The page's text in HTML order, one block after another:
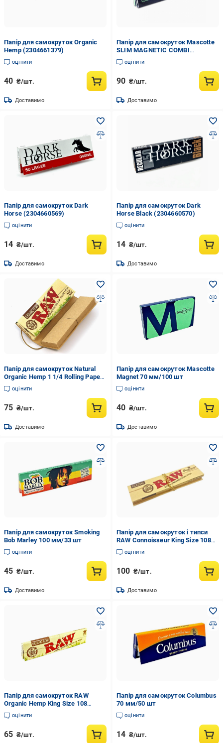
Папір для самокруток Organic
Hemp (2304661379)
оцінити
40 ₴/шт.
Доставимо
Папір для самокруток Mascotte
SLIM MAGNETIC COMBI
PACK&TIPS 110 мм (2304660568)
оцінити
90 ₴/шт.
Доставимо
Папір для самокруток Dark
Horse (2304660569)
оцінити
14 ₴/шт.
Доставимо
Папір для самокруток Dark
Horse Black (2304660570)
оцінити
14 ₴/шт.
Доставимо
Папір для самокруток Natural
Organic Hemp 1 1/4 Rolling Paper
+ Tips
оцінити
75 ₴/шт.
Доставимо
Папір для самокруток Mascotte
Magnet 70 мм/100 шт
оцінити
40 ₴/шт.
Доставимо
Папір для самокруток Smoking
Bob Marley 100 мм/33 шт
оцінити
45 ₴/шт.
Доставимо
Папір для самокруток і типси
RAW Connoisseur King Sizе 108
мм/32+32 шт
оцінити
100 ₴/шт.
Доставимо
Папір для самокруток RAW
Organic Hemp King Size 108
мм/32 шт
оцінити
65 ₴/шт.
Папір для самокруток Columbus
70 мм/50 шт
оцінити
14 ₴/шт.